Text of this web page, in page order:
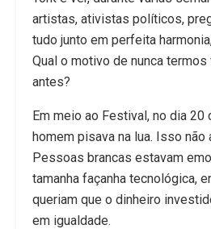
artistas, ativistas políticos,
tudo junto em perfeita
Qual o motivo de nunca
antes?
Em meio ao Festival, no dia 20
homem pisava na lua. Isso não
Pessoas brancas estavam
tamanha façanha tecnológica,
queriam que o dinheiro
em igualdade.